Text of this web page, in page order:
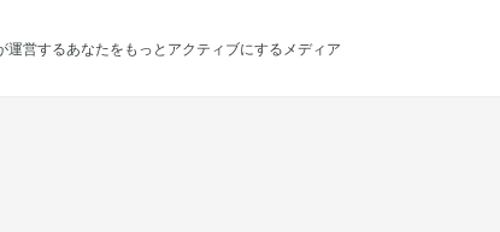
運営するあなたをもっとアクティブにするメディア